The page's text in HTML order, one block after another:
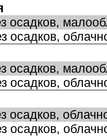
осадков,
осадков,
осадков,
осадков,
осадков,
осадков,